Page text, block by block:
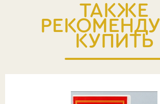
ТАКЖЕ
КУПИТЬ